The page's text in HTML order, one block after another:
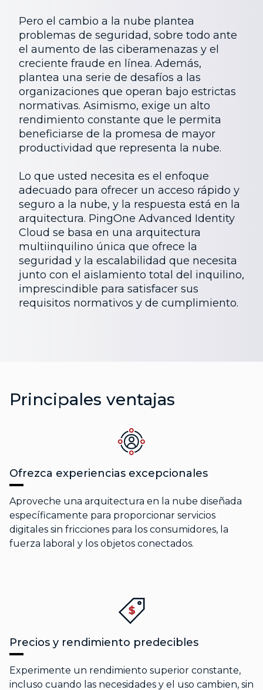
Pero el cambio a la nube plantea
problemas de seguridad, sobre todo ante
el aumento de las ciberamenazas y el
creciente fraude en línea. Además,
plantea una serie de desafíos a las
organizaciones que operan bajo estrictas
normativas. Asimismo, exige un alto
rendimiento constante que le permita
beneficiarse de la promesa de mayor
productividad que representa la nube.
Lo que usted necesita es el enfoque
adecuado para ofrecer un acceso rápido y
seguro a la nube, y la respuesta está en la
arquitectura. PingOne Advanced Identity
Cloud se basa en una arquitectura
multiinquilino única que ofrece la
seguridad y la escalabilidad que necesita
junto con el aislamiento total del inquilino,
imprescindible para satisfacer sus
requisitos normativos y de cumplimiento.
Principales ventajas
Ofrezca experiencias excepcionales
Aproveche una arquitectura en la nube diseñada
específicamente para proporcionar servicios
digitales sin fricciones para los consumidores, la
fuerza laboral y los objetos conectados.
Precios y rendimiento predecibles
Experimente un rendimiento superior constante,
incluso cuando las necesidades y el uso cambien, sin